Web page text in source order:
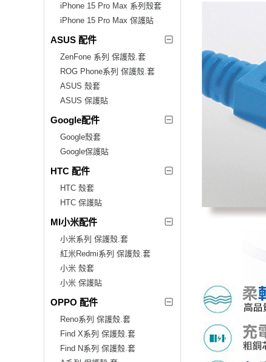
iPhone 15 Pro Max 系列殼套
iPhone 15 Pro Max 保護貼
ASUS 配件
ZenFone 系列 保護殼.套
ROG Phone系列 保護殼.套
ASUS 殼套
ASUS 保護貼
Google配件
Google殼套
Google保護貼
HTC 配件
HTC 殼套
HTC 保護貼
MI小米配件
小米系列 保護殼.套
紅米Redmi系列 保護殼.套
小米 殼套
小米 保護貼
OPPO 配件
Reno系列 保護殼.套
Find X系列 保護殼.套
Find N系列 保護殼.套